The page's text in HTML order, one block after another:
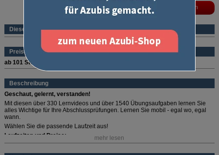
Dieses Produkt ist ein eBook
Preise (pro Stück und Sorte)
ab 101 Stück
Beschreibung
Geschaut, gelernt, verstanden!
Mit diesen über 330 Lernvideos und über 1540 Übungsaufgaben lernen Sie
alles Wichtige für Ihre Abschlussprüfungen. Lernen Sie mobil - egal wo, egal
wann.
Wählen Sie die passende Laufzeit aus!
Laufzeiten und Preise:
mehr lesen